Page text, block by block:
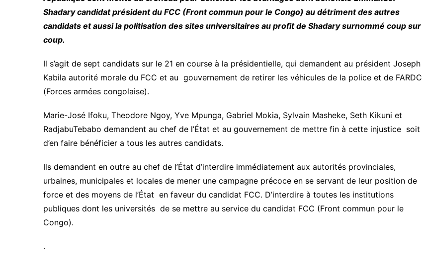
Shadary candidat président du FCC (Front commun pour le Congo) au détriment des autres
candidats et aussi la politisation des sites universitaires au profit de Shadary surnommé coup sur
coup.
Il s’agit de sept candidats sur le 21 en course à la présidentielle, qui demandent au président Joseph
Kabila autorité morale du FCC et au gouvernement de retirer les véhicules de la police et de FARDC
(Forces armées congolaise).
Marie-José Ifoku, Theodore Ngoy, Yve Mpunga, Gabriel Mokia, Sylvain Masheke, Seth Kikuni et
RadjabuTebabo demandent au chef de l’État et au gouvernement de mettre fin à cette injustice soit
d’en faire bénéficier a tous les autres candidats.
Ils demandent en outre au chef de l’État d’interdire immédiatement aux autorités provinciales,
urbaines, municipales et locales de mener une campagne précoce en se servant de leur position de
force et des moyens de l’État en faveur du candidat FCC. D’interdire à toutes les institutions
publiques dont les universités de se mettre au service du candidat FCC (Front commun pour le
Congo).
.